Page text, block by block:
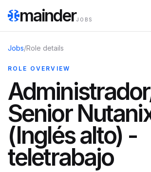
mainderJOBS
Jobs/Role details
ROLE OVERVIEW
Senior
(Inglés alto) -
teletrabajo